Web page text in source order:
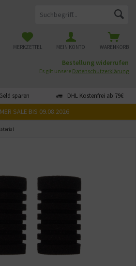
sparen DHL Kostenfrei ab 79€
WARENKORB
MERKZETTEL MEIN KONTO
Bestellung widerrufen
Es gilt unsere Datenschutzerklärung
SALE BIS 09.08.2026